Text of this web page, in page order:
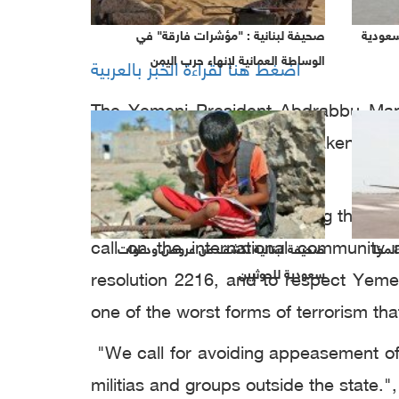
اضغط هنا لقراءة الخبر بالعربية
The Yemeni President Abdrabbu
(Ansar Allah) group and weakening
groups outside the state."
Hadi said in a speech marking the
call on the international community
resolution 2216, and to respect
one of the worst forms of terrorism
"We call for avoiding appeasement
militias and groups outside the
صحيفة لبنانية : "مؤشرات فارقة" في
الوساطة العمانية لإنهاء حرب اليمن
صحيفة لبنانية تكشف عن عروض ودعوات
سعودية للحوثيين